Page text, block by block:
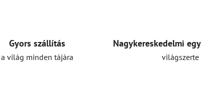
Gyors szállítás
a világ minden tájára
Nagykereskedelmi
világszerte